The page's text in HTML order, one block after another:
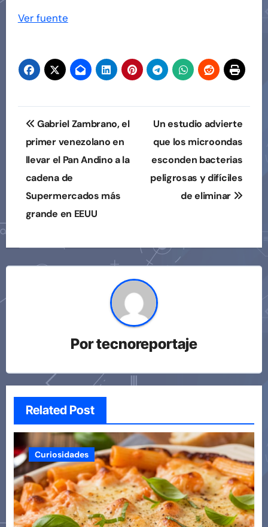
Ver fuente
Navegación
de
entradas
Gabriel Zambrano, el
primer venezolano en
llevar el Pan Andino a la
cadena de
Supermercados más
grande en EEUU
Un estudio advierte
que los microondas
esconden bacterias
peligrosas y difíciles
de eliminar
Portecnoreportaje
Related Post
Curiosidades